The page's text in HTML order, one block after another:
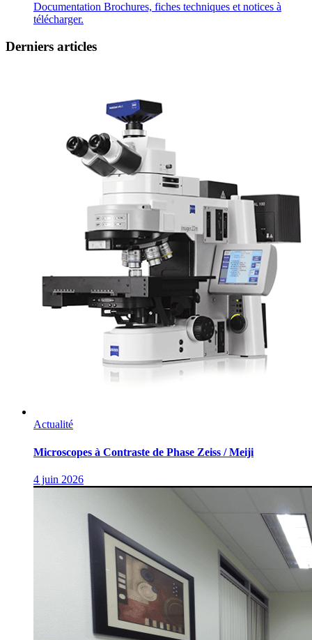
Documentation Brochures, fiches techniques et notices à
télécharger.
Derniers articles
Actualité
Microscopes à Contraste de Phase Zeiss / Meiji
4 juin 2026